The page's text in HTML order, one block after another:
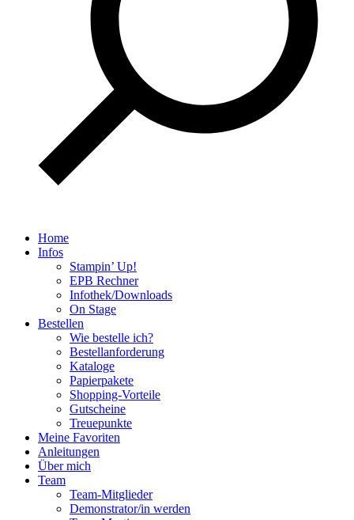
Home
Infos
Stampin’ Up!
EPB Rechner
Infothek/Downloads
On Stage
Bestellen
Wie bestelle ich?
Bestellanforderung
Kataloge
Papierpakete
Shopping-Vorteile
Gutscheine
Treuepunkte
Meine Favoriten
Anleitungen
Über mich
Team
Team-Mitglieder
Demonstrator/in werden